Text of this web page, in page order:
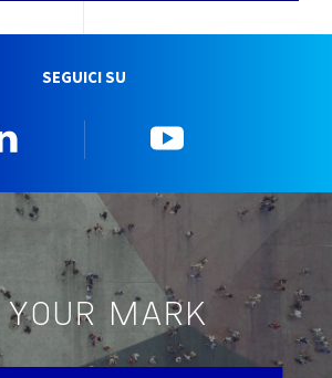
SEGUICI SU
MARK